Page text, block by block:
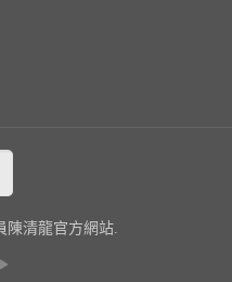
陳清龍官方網站.